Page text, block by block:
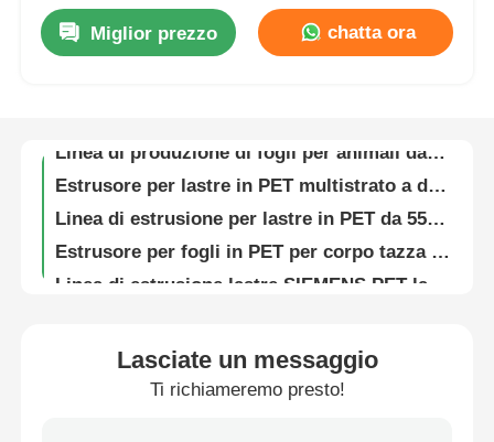
Visita alla fabbrica
Contattaci
Notizie
Chiedi un preventivo
Miglior prezzo chatta ora
Lasciate un messaggio
Ti richiameremo presto!